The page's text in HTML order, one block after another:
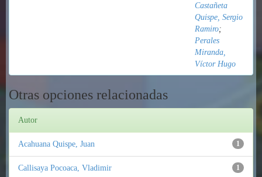
Castañeta
Quispe, Sergio
Ramiro;
Perales
Miranda,
Víctor Hugo
Otras opciones relacionadas
Autor
1
Acahuana Quispe, Juan
1
Callisaya Pocoaca, Vladimir